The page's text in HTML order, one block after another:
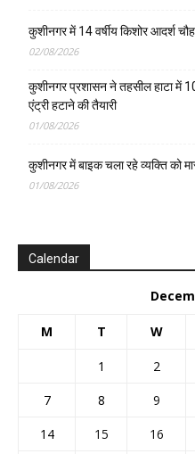
कुशीनगर में 14 वर्षीय किशोर आदर्श
02/08/2026
कुशीनगर प्रशासन ने तहसील हाटा में
एंट्री हटाने की तैयारी
01/08/2026
कुशीनगर में बाइक चला रहे व्यक्ति को
01/08/2026
Calendar
M T W
1 2
7
8 9
14
15 16